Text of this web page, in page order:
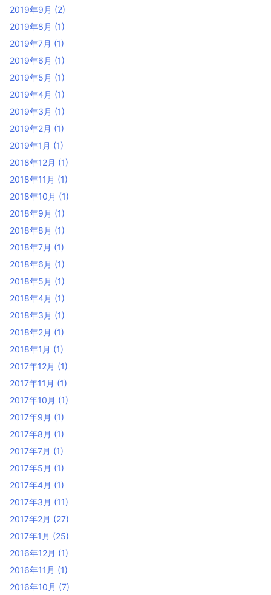
2019年9月 (2)
2019年8月 (1)
2019年7月 (1)
2019年6月 (1)
2019年5月 (1)
2019年4月 (1)
2019年3月 (1)
2019年2月 (1)
2019年1月 (1)
2018年12月 (1)
2018年11月 (1)
2018年10月 (1)
2018年9月 (1)
2018年8月 (1)
2018年7月 (1)
2018年6月 (1)
2018年5月 (1)
2018年4月 (1)
2018年3月 (1)
2018年2月 (1)
2018年1月 (1)
2017年12月 (1)
2017年11月 (1)
2017年10月 (1)
2017年9月 (1)
2017年8月 (1)
2017年7月 (1)
2017年5月 (1)
2017年4月 (1)
2017年3月 (11)
2017年2月 (27)
2017年1月 (25)
2016年12月 (1)
2016年11月 (1)
2016年10月 (7)